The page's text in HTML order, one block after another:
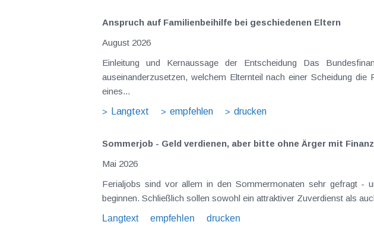
Anspruch auf Familienbeihilfe bei geschiedenen Eltern
August 2026
Einleitung und Kernaussage der Entscheidung Das Bundesfinanzgericht (GZ RV/7103366/2025 vom 10.02.2026) hatte sich mit der Frage
auseinanderzusetzen, welchem Elternteil nach einer Scheidung
eines...
Langtext
empfehlen drucken
Sommerjob - Geld verdienen, aber bitte ohne Ärger mit
Mai 2026
Ferialjobs sind vor allem in den Sommermonaten sehr gefragt -
beginnen. Schließlich sollen sowohl ein attraktiver Zuverdienst als
Langtext
empfehlen drucken